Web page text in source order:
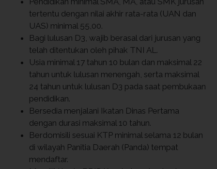
tertentu dengan nilai akhir rata-rata (UAN dan
UAS) minimal 55,00.
Bagi lulusan D3, wajib berasal dari jurusan yang
telah ditentukan oleh pihak TNI AL.
Usia minimal 17 tahun 10 bulan dan maksimal 22
tahun untuk lulusan menengah, serta maksimal
24 tahun untuk lulusan D3 pada saat pembukaan
pendidikan.
Bersedia menjalani Ikatan Dinas Pertama
dengan durasi maksimal 10 tahun.
Berdomisili sesuai KTP minimal selama 12 bulan
di wilayah Panitia Daerah (Panda) tempat
mendaftar.